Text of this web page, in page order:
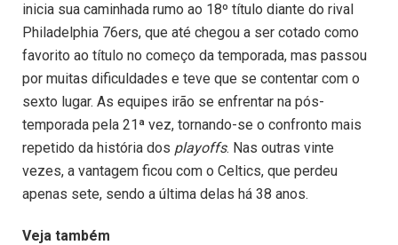
inicia sua caminhada rumo ao 18º título diante do rival
Philadelphia 76ers, que até chegou a ser cotado como
favorito ao título no começo da temporada, mas passou
por muitas dificuldades e teve que se contentar com o
sexto lugar. As equipes irão se enfrentar na pós-
temporada pela 21ª vez, tornando-se o confronto mais
repetido da história dos playoffs. Nas outras vinte
vezes, a vantagem ficou com o Celtics, que perdeu
apenas sete, sendo a última delas há 38 anos.
Veja também